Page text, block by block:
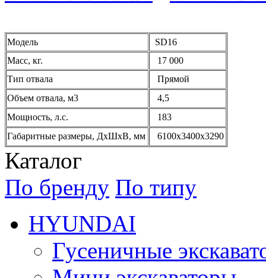
Модель
SD16
Масс, кг.
17 000
Тип отвала
Прямой
Объем отвала, м3
4,5
Мощность, л.с.
183
Габаритные размеры, ДxШxВ, мм
6100x3400x3290
Каталог
По бренду По типу
HYUNDAI
Гусеничные